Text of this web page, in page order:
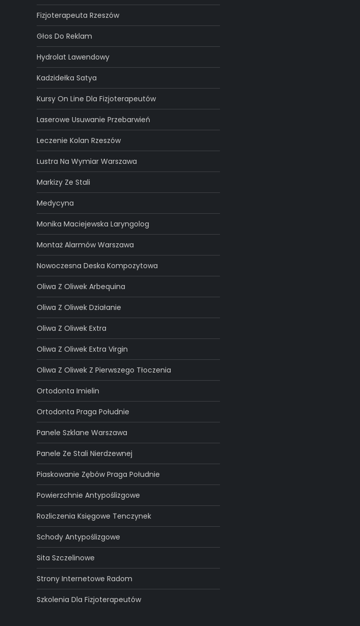
Fizjoterapeuta Rzeszów
Głos Do Reklam
Hydrolat Lawendowy
Kadzidełka Satya
Kursy On Line Dla Fizjoterapeutów
Laserowe Usuwanie Przebarwień
Leczenie Kolan Rzeszów
Lustra Na Wymiar Warszawa
Markizy Ze Stali
Medycyna
Monika Maciejewska Laryngolog
Montaż Alarmów Warszawa
Nowoczesna Deska Kompozytowa
Oliwa Z Oliwek Arbequina
Oliwa Z Oliwek Działanie
Oliwa Z Oliwek Extra
Oliwa Z Oliwek Extra Virgin
Oliwa Z Oliwek Z Pierwszego Tłoczenia
Ortodonta Imielin
Ortodonta Praga Południe
Panele Szklane Warszawa
Panele Ze Stali Nierdzewnej
Piaskowanie Zębów Praga Południe
Powierzchnie Antypoślizgowe
Rozliczenia Księgowe Tenczynek
Schody Antypoślizgowe
Sita Szczelinowe
Strony Internetowe Radom
Szkolenia Dla Fizjoterapeutów